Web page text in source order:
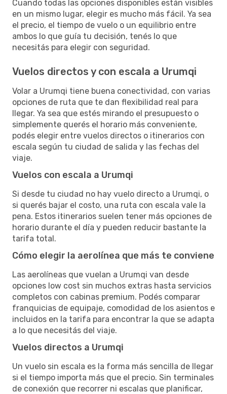
Cuando todas las opciones disponibles están visibles
en un mismo lugar, elegir es mucho más fácil. Ya sea
el precio, el tiempo de vuelo o un equilibrio entre
ambos lo que guía tu decisión, tenés lo que
necesitás para elegir con seguridad.
Vuelos directos y con escala a Urumqi
Volar a Urumqi tiene buena conectividad, con varias
opciones de ruta que te dan flexibilidad real para
llegar. Ya sea que estés mirando el presupuesto o
simplemente querés el horario más conveniente,
podés elegir entre vuelos directos o itinerarios con
escala según tu ciudad de salida y las fechas del
viaje.
Vuelos con escala a Urumqi
Si desde tu ciudad no hay vuelo directo a Urumqi, o
si querés bajar el costo, una ruta con escala vale la
pena. Estos itinerarios suelen tener más opciones de
horario durante el día y pueden reducir bastante la
tarifa total.
Cómo elegir la aerolínea que más te conviene
Las aerolíneas que vuelan a Urumqi van desde
opciones low cost sin muchos extras hasta servicios
completos con cabinas premium. Podés comparar
franquicias de equipaje, comodidad de los asientos e
incluidos en la tarifa para encontrar la que se adapta
a lo que necesitás del viaje.
Vuelos directos a Urumqi
Un vuelo sin escala es la forma más sencilla de llegar
si el tiempo importa más que el precio. Sin terminales
de conexión que recorrer ni escalas que planificar,